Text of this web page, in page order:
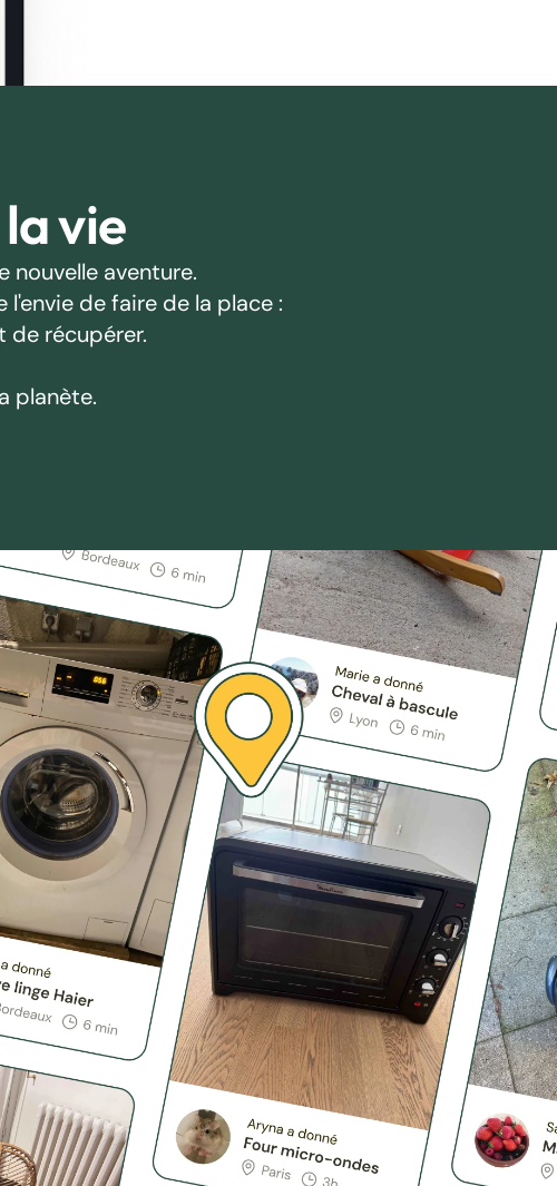
vie
nouvelle aventure.
de faire de la place :
de récupérer.
planète.